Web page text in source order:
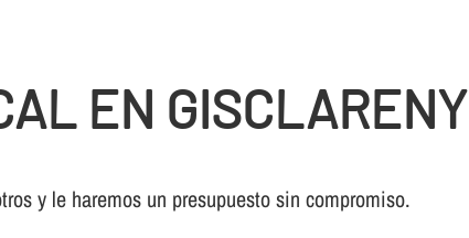
EN GISCLARENY
y le haremos un presupuesto sin compromiso.